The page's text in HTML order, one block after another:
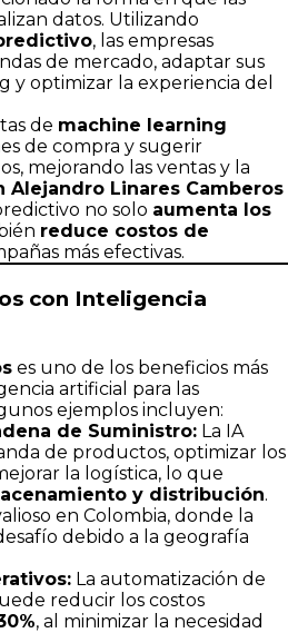
datos. Utilizando
, las empresas
de mercado, adaptar sus
y optimizar la experiencia del
de machine learning
de compra y sugerir
mejorando las ventas y la
Alejandro Linares Camberos
no solo aumenta los
reduce costos de
más efectivas.
con Inteligencia
es uno de los beneficios más
artificial para las
ejemplos incluyen:
de Suministro: La IA
de productos, optimizar los
la logística, lo que
y distribución.
en Colombia, donde la
debido a la geografía
La automatización de
reducir los costos
, al minimizar la necesidad